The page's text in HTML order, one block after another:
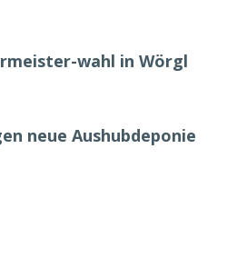
wahl in Wörgl
neue Aushubdeponie